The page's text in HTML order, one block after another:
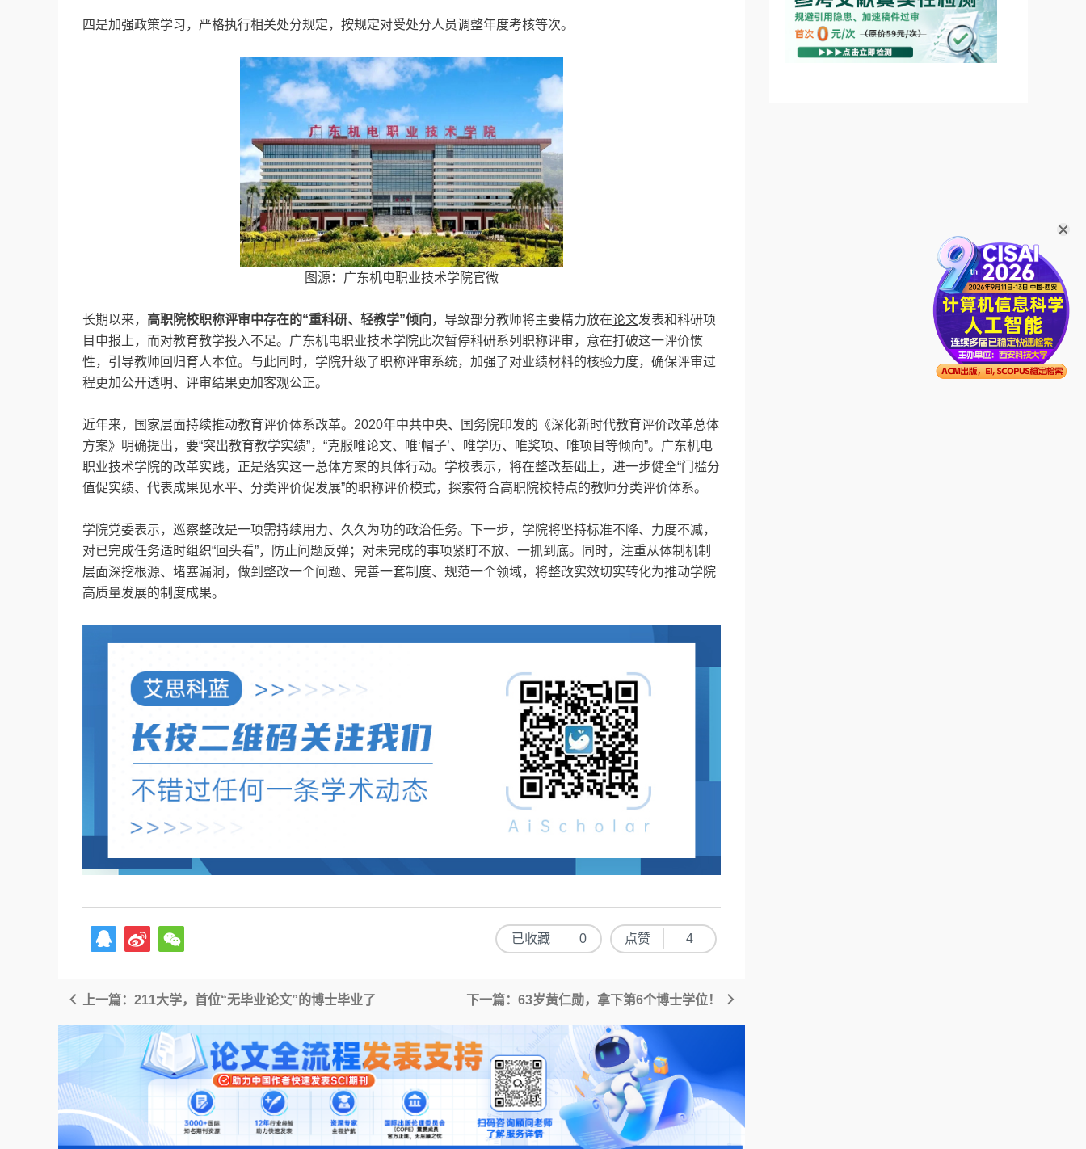
四是加强政策学习，严格执行相关处分规定，按规定对受处分人员调整年度考核等次。
图源：广东机电职业技术学院官微
长期以来， 高职院校职称评审中存在的“重科研、轻教学”倾向，导致部分教师将主要精力放在论文发表和科研项
目申报上，而对教育教学投入不足。广东机电职业技术学院此次暂停科研系列职称评审，意在打破这一评价惯
性，引导教师回归育人本位。与此同时，学院升级了职称评审系统，加强了对业绩材料的核验力度，确保评审过
程更加公开透明、评审结果更加客观公正。
近年来，国家层面持续推动教育评价体系改革。2020年中共中央、国务院印发的《深化新时代教育评价改革总体
方案》明确提出，要“突出教育教学实绩”，“克服唯论文、唯‘帽子’、唯学历、唯奖项、唯项目等倾向”。广东机电
职业技术学院的改革实践，正是落实这一总体方案的具体行动。学校表示，将在整改基础上，进一步健全“门槛分
值促实绩、代表成果见水平、分类评价促发展”的职称评价模式，探索符合高职院校特点的教师分类评价体系。
学院党委表示，巡察整改是一项需持续用力、久久为功的政治任务。下一步，学院将坚持标准不降、力度不减，
对已完成任务适时组织“回头看”，防止问题反弹；对未完成的事项紧盯不放、一抓到底。同时，注重从体制机制
层面深挖根源、堵塞漏洞，做到整改一个问题、完善一套制度、规范一个领域，将整改实效切实转化为推动学院
高质量发展的制度成果。
已收藏 0 点赞 4
上一篇：211大学，首位“无毕业论文”的博士毕业了 下一篇：63岁黄仁勋，拿下第6个博士学位！